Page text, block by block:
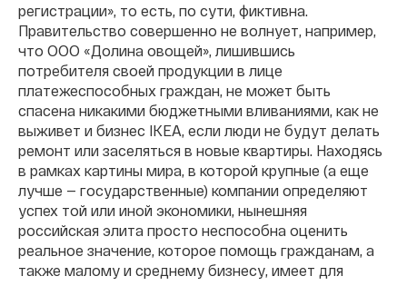
регистрации» , то есть, по сути, фиктивна.
Правительство совершенно не волнует, например,
что ООО «Долина овощей», лишившись
потребителя своей продукции в лице
платежеспособных граждан, не может быть
спасена никакими бюджетными вливаниями, как не
выживет и бизнес IKEA, если люди не будут делать
ремонт или заселяться в новые квартиры. Находясь
в рамках картины мира, в которой крупные (а еще
лучше — государственные) компании определяют
успех той или иной экономики, нынешняя
российская элита просто неспособна оценить
реальное значение, которое помощь гражданам, а
также малому и среднему бизнесу, имеет для